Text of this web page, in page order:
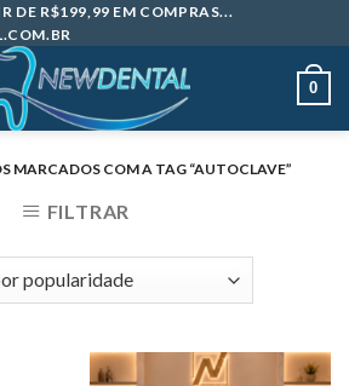
DE R$199,99 EM COMPRAS...
0
MARCADOS COM A TAG “AUTOCLAVE”
FILTRAR